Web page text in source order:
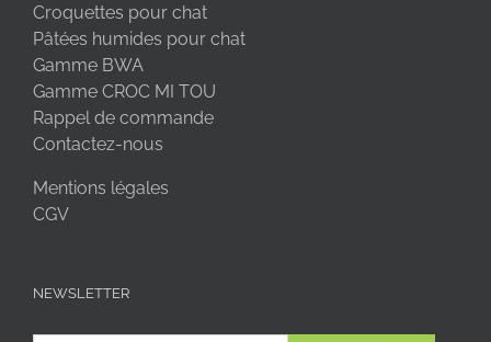
Croquettes pour chat
Pâtées humides pour chat
Gamme BWA
Gamme CROC MI TOU
Rappel de commande
Contactez-nous
Mentions légales
CGV
NEWSLETTER